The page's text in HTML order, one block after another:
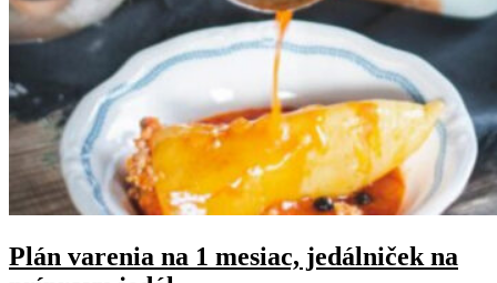
Plán varenia na 1 mesiac, jedálniček na